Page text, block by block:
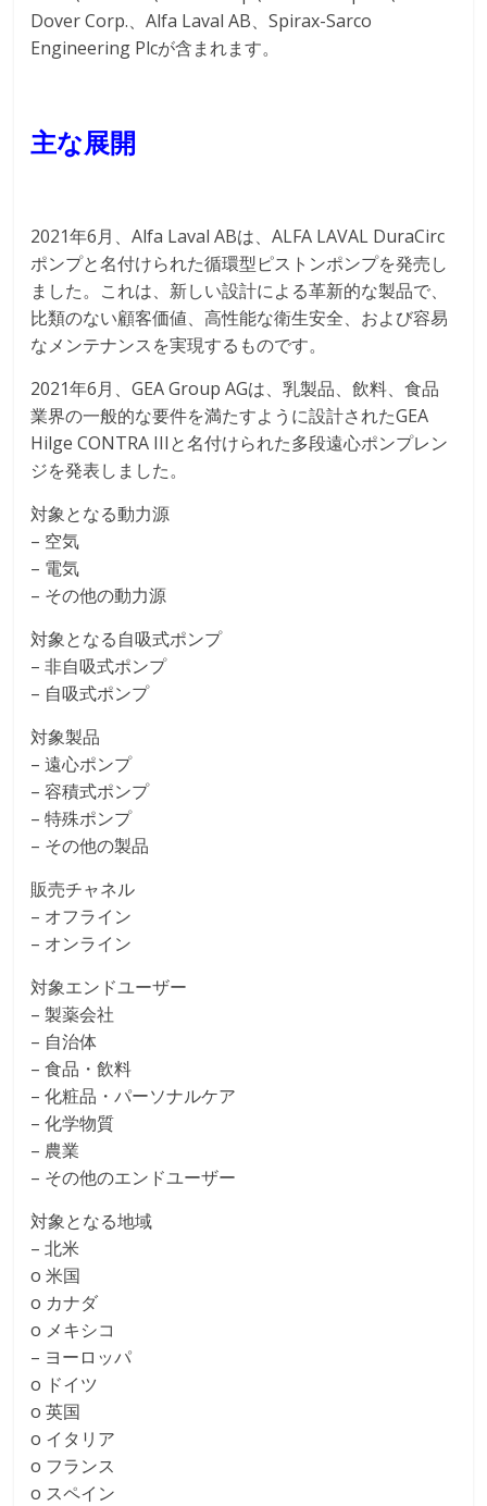
Dover Corp.、Alfa Laval AB、Spirax-Sarco
Engineering Plcが含まれます。
主な展開
2021年6月、Alfa Laval ABは、ALFA LAVAL DuraCirc
ポンプと名付けられた循環型ピストンポンプを発売し
ました。これは、新しい設計による革新的な製品で、
比類のない顧客価値、高性能な衛生安全、および容易
なメンテナンスを実現するものです。
2021年6月、GEA Group AGは、乳製品、飲料、食品
業界の一般的な要件を満たすように設計されたGEA
Hilge CONTRA IIIと名付けられた多段遠心ポンプレン
ジを発表しました。
対象となる動力源
– 空気
– 電気
– その他の動力源
対象となる自吸式ポンプ
– 非自吸式ポンプ
– 自吸式ポンプ
対象製品
– 遠心ポンプ
– 容積式ポンプ
– 特殊ポンプ
– その他の製品
販売チャネル
– オフライン
– オンライン
対象エンドユーザー
– 製薬会社
– 自治体
– 食品・飲料
– 化粧品・パーソナルケア
– 化学物質
– 農業
– その他のエンドユーザー
対象となる地域
– 北米
o 米国
o カナダ
o メキシコ
– ヨーロッパ
o ドイツ
o 英国
o イタリア
o フランス
o スペイン